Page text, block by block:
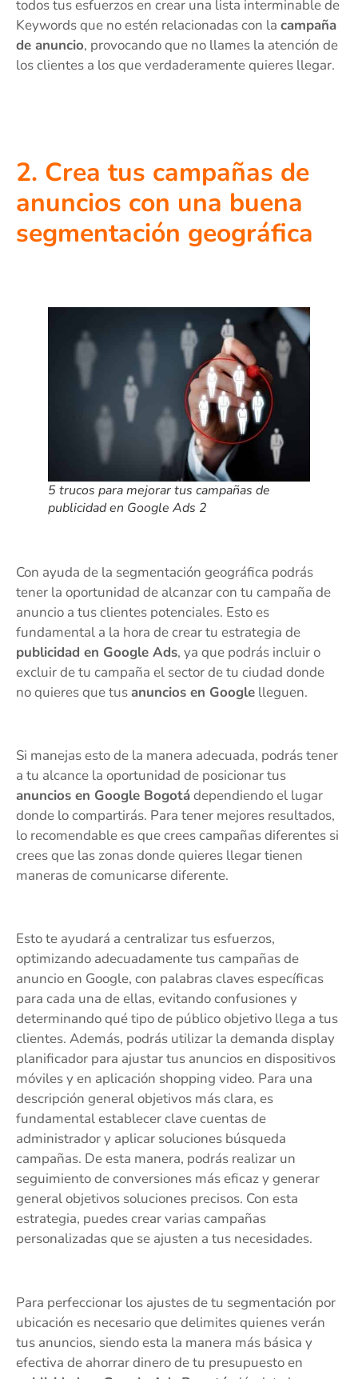
todos tus esfuerzos en crear una lista interminable de
Keywords que no estén relacionadas con la campaña
de anuncio, provocando que no llames la atención de
los clientes a los que verdaderamente quieres llegar.
2. Crea tus campañas de
anuncios con una buena
segmentación geográfica
5 trucos para mejorar tus campañas de
publicidad en Google Ads 2
Con ayuda de la segmentación geográfica podrás
tener la oportunidad de alcanzar con tu campaña de
anuncio a tus clientes potenciales. Esto es
fundamental a la hora de crear tu estrategia de
publicidad en Google Ads, ya que podrás incluir o
excluir de tu campaña el sector de tu ciudad donde
no quieres que tusanuncios en Google lleguen.
Si manejas esto de la manera adecuada, podrás tener
a tu alcance la oportunidad de posicionar tus
anuncios en Google Bogotádependiendo el lugar
donde lo compartirás. Para tener mejores resultados,
lo recomendable es que crees campañas diferentes si
crees que las zonas donde quieres llegar tienen
maneras de comunicarse diferente.
Esto te ayudará a centralizar tus esfuerzos,
optimizando adecuadamente tus campañas de
anuncio en Google, con palabras claves específicas
para cada una de ellas, evitando confusiones y
determinando qué tipo de público objetivo llega a tus
clientes. Además, podrás utilizar la demanda display
planificador para ajustar tus anuncios en dispositivos
móviles y en aplicación shopping video. Para una
descripción general objetivos más clara, es
fundamental establecer clave cuentas de
administrador y aplicar soluciones búsqueda
campañas. De esta manera, podrás realizar un
seguimiento de conversiones más eficaz y generar
general objetivos soluciones precisos. Con esta
estrategia, puedes crear varias campañas
personalizadas que se ajusten a tus necesidades.
Para perfeccionar los ajustes de tu segmentación por
ubicación es necesario que delimites quienes verán
tus anuncios, siendo esta la manera más básica y
efectiva de ahorrar dinero de tu presupuesto en